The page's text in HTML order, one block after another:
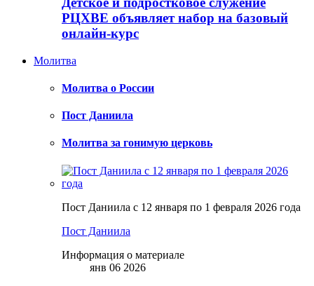
РЦХВЕ объявляет набор на базовый
онлайн-курс
Молитва
Молитва о России
Пост Даниила
Молитва за гонимую церковь
Пост Даниила с 12 января по 1 февраля 2026 года
Пост Даниила
Информация о материале
янв 06 2026